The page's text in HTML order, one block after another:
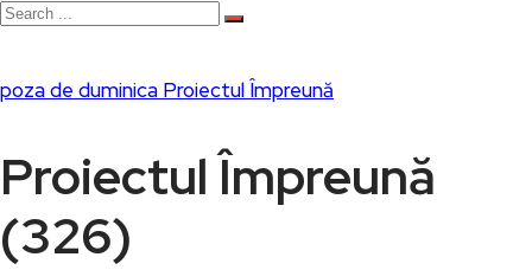
poza de duminica Proiectul Împreună
Proiectul Împreună
(326)